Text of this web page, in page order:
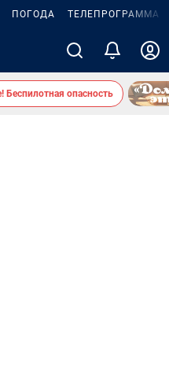
ПОГОДА ТЕЛЕПРОГРАММА
Беспилотная опасность